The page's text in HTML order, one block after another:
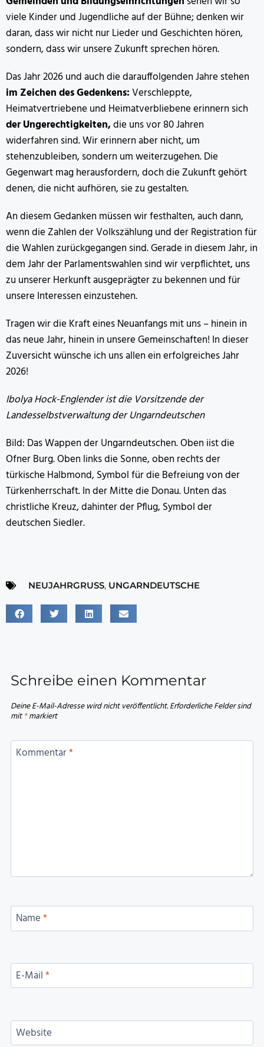
viele Kinder und Jugendliche auf der Bühne; denken wir
daran, dass wir nicht nur Lieder und Geschichten hören,
sondern, dass wir unsere Zukunft sprechen hören.
Das Jahr 2026 und auch die darauffolgenden Jahre stehen
im Zeichen des Gedenkens:Verschleppte,
Heimatvertriebene und Heimatverbliebene erinnern sich
der Ungerechtigkeiten,die uns vor 80 Jahren
widerfahren sind. Wir erinnern aber nicht, um
stehenzubleiben, sondern um weiterzugehen. Die
Gegenwart mag herausfordern, doch die Zukunft gehört
denen, die nicht aufhören, sie zu gestalten.
An diesem Gedanken müssen wir festhalten, auch dann,
wenn die Zahlen der Volkszählung und der Registration für
die Wahlen zurückgegangen sind. Gerade in diesem Jahr, in
dem Jahr der Parlamentswahlen sind wir verpflichtet, uns
zu unserer Herkunft ausgeprägter zu bekennen und für
unsere Interessen einzustehen.
Tragen wir die Kraft eines Neuanfangs mit uns – hinein in
das neue Jahr, hinein in unsere Gemeinschaften! In dieser
Zuversicht wünsche ich uns allen ein erfolgreiches Jahr
2026!
Ibolya Hock-Englender ist die Vorsitzende der
Landesselbstverwaltung der Ungarndeutschen
Bild: Das Wappen der Ungarndeutschen. Oben iist die
Ofner Burg. Oben links die Sonne, oben rechts der
türkische Halbmond, Symbol für die Befreiung von der
Türkenherrschaft. In der Mitte die Donau. Unten das
christliche Kreuz, dahinter der Pflug, Symbol der
deutschen Siedler.
NEUJAHRGRUSS, UNGARNDEUTSCHE
Schreibe einen Kommentar
Deine E-Mail-Adresse wird nicht veröffentlicht.Erforderliche Felder sind
mit*markiert
Kommentar*
Name*
E-Mail*
Website